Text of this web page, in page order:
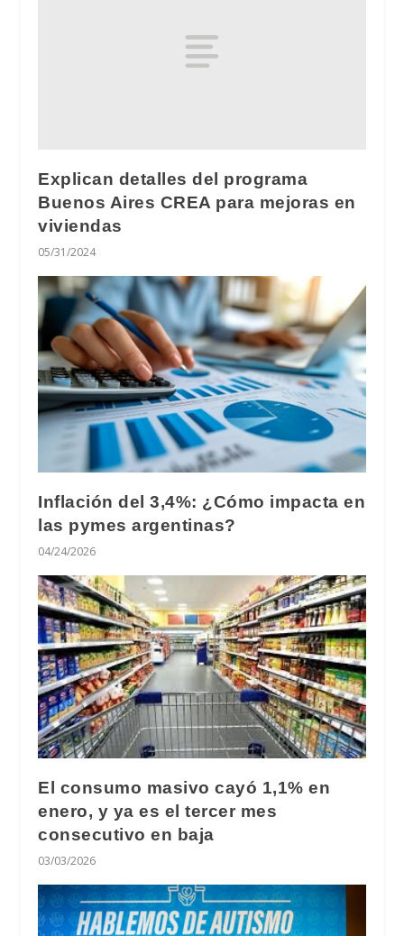
Explican detalles del programa
Buenos Aires CREA para mejoras en
viviendas
05/31/2024
Inflación del 3,4%: ¿Cómo impacta en
las pymes argentinas?
04/24/2026
El consumo masivo cayó 1,1% en
enero, y ya es el tercer mes
consecutivo en baja
03/03/2026